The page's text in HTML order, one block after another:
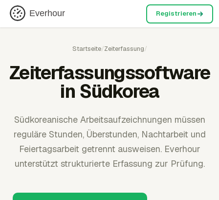
Everhour Registrieren
Startseite/Zeiterfassung/
Zeiterfassungssoftware
in Südkorea
Südkoreanische Arbeitsaufzeichnungen müssen
reguläre Stunden, Überstunden, Nachtarbeit und
Feiertagsarbeit getrennt ausweisen. Everhour
unterstützt strukturierte Erfassung zur Prüfung.